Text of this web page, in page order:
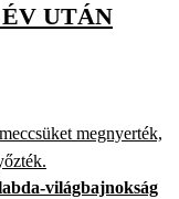
UTÁN
megnyerték,
világbajnokság